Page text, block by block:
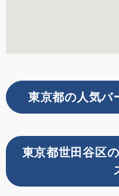
東京都の人気バ
東京都世田谷区